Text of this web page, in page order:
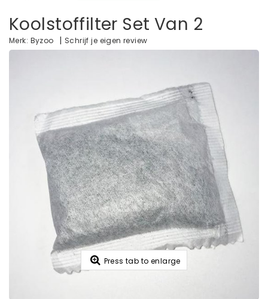
Koolstoffilter Set Van 2
Merk: Byzoo | Schrijf je eigen review
Press tab to enlarge